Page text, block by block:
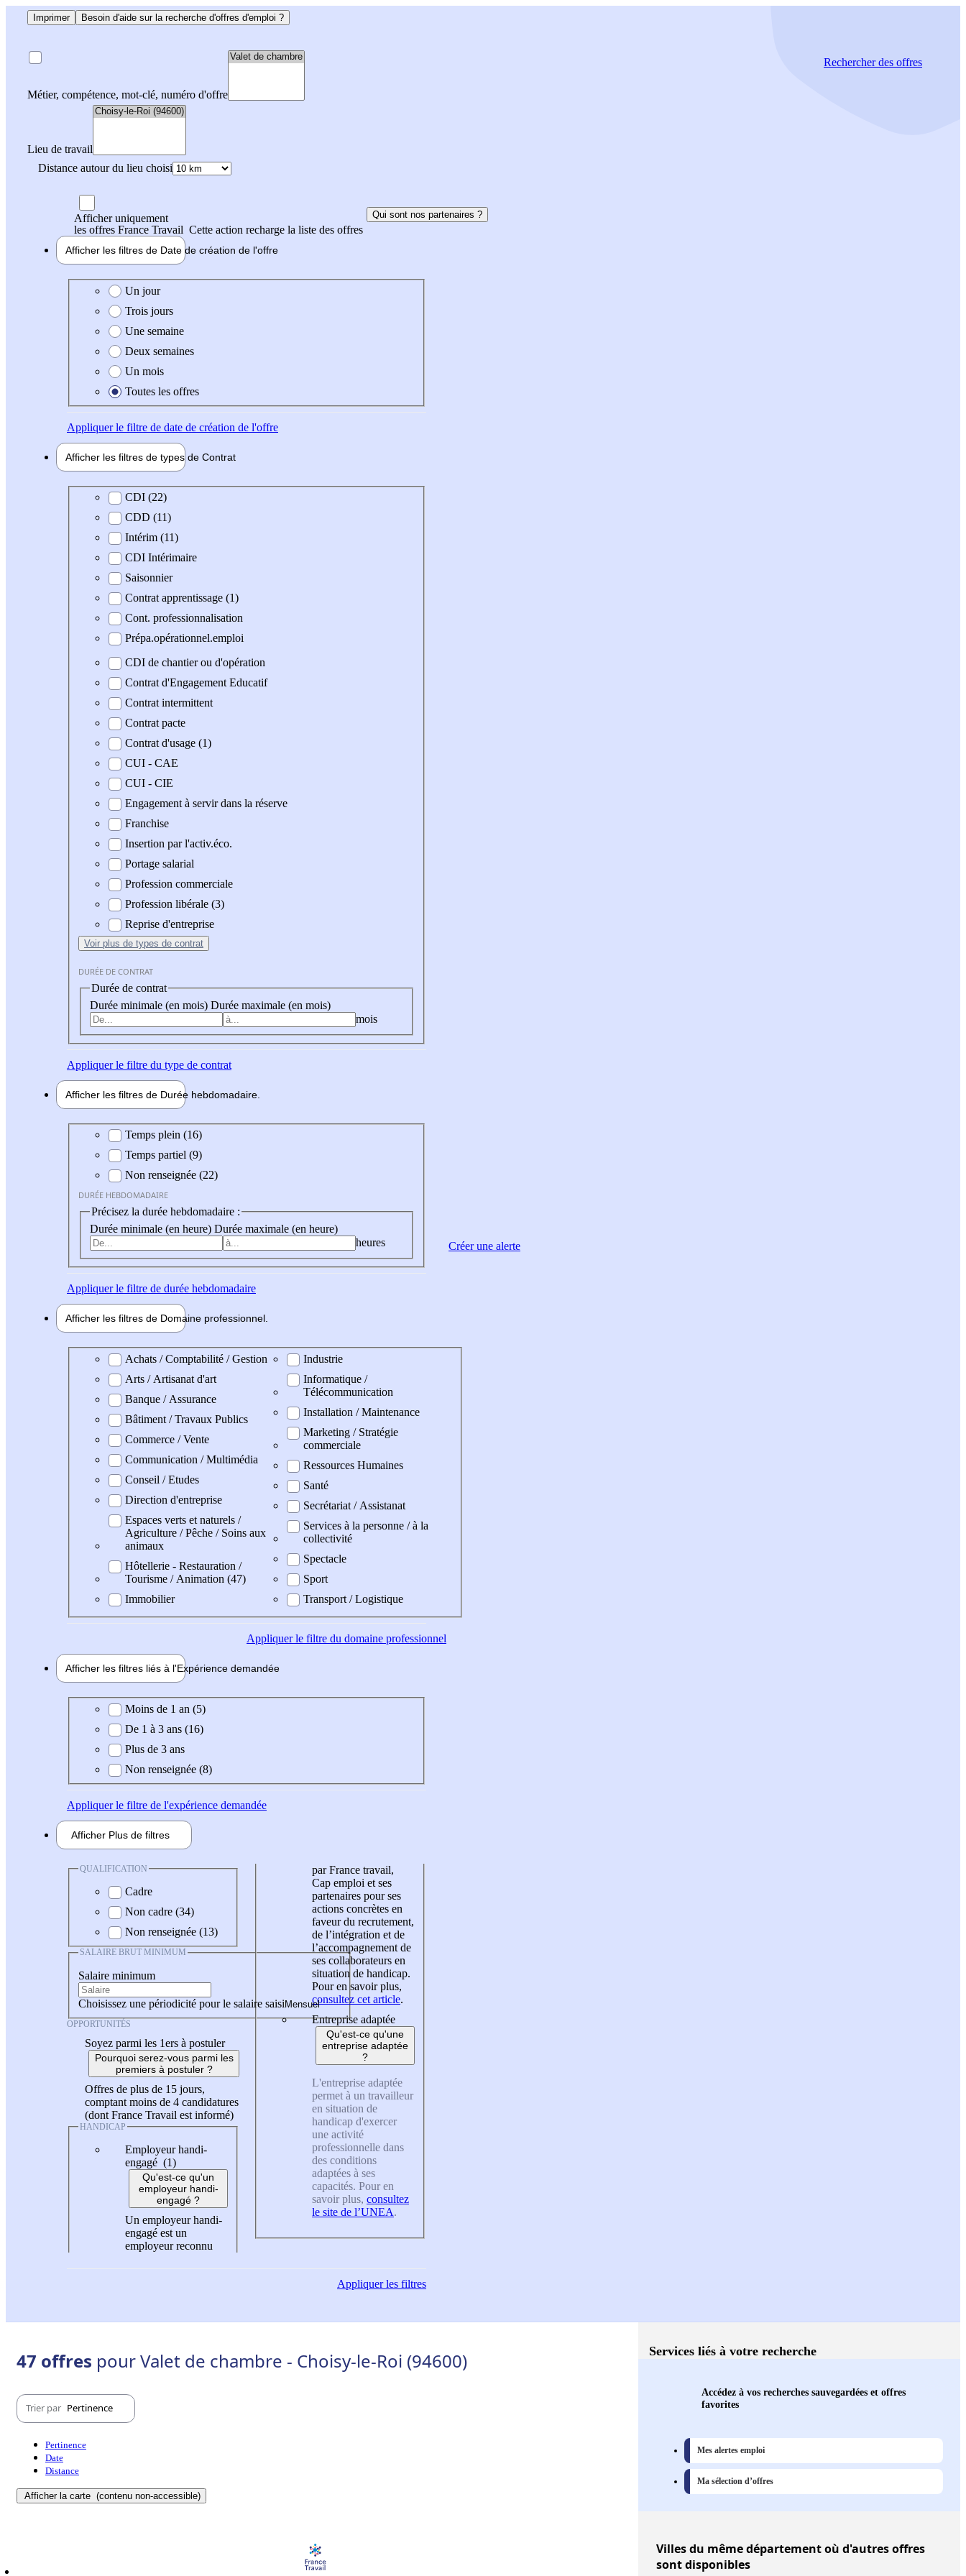
Imprimer Besoin d'aide sur la recherche d'offres d'emploi ?
Métier, compétence, mot-clé, numéro d'offre
Lieu de travail
Distance autour du lieu choisi
Rechercherdes offres
Afficher uniquement
les offres France Travail Cette action recharge la liste des offres
Qui sont nos partenaires ?
Afficher les filtres de Date de création de l'offre
Date de création de l'offre
Un jour
Trois jours
Une semaine
Deux semaines
Un mois
Toutes les offres
Appliquerle filtre de date de création de l'offre
Afficher les filtres de types de Contrat
Type de contratCDI (22)
CDD (11)
Intérim (11)
CDI Intérimaire
Saisonnier
Contrat apprentissage (1)
Cont. professionnalisation
Prépa.opérationnel.emploi
CDI de chantier ou d'opération
Contrat d'Engagement Educatif
Contrat intermittent
Contrat pacte
Contrat d'usage (1)
CUI - CAE
CUI - CIE
Engagement à servir dans la réserve
Franchise
Insertion par l'activ.éco.
Portage salarial
Profession commerciale
Profession libérale (3)
Reprise d'entreprise
Voir plus de types de contrat
DURÉE DE CONTRAT
Durée de contrat
Durée minimale (en mois) Durée maximale (en mois)
mois
Appliquerle filtre du type de contrat
Afficher les filtres de Durée hebdomadaire
Durée hebdomadaire
Temps plein (16)
Temps partiel (9)
Non renseignée (22)
DURÉE HEBDOMADAIRE
Précisez la durée hebdomadaire :
Durée minimale (en heure) Durée maximale (en heure)
heures
Appliquerle filtre de durée hebdomadaire
Afficher les filtres de Domaine professionnel
Domaine professionel
Achats / Comptabilité / Gestion
Arts / Artisanat d'art
Banque / Assurance
Bâtiment / Travaux Publics
Commerce / Vente
Communication / Multimédia
Conseil / Etudes
Direction d'entreprise
Espaces verts et naturels /
Agriculture / Pêche / Soins aux
animaux
Hôtellerie - Restauration /
Tourisme / Animation (47)
Immobilier
Industrie
Informatique /
Télécommunication
Installation / Maintenance
Marketing / Stratégie
commerciale
Ressources Humaines
Santé
Secrétariat / Assistanat
Services à la personne / à la
collectivité
Spectacle
Sport
Transport / Logistique
Appliquerle filtre du domaine professionnel
Afficher les filtres liés à l'Expérience demandée
Expérience demandée
Moins de 1 an (5)
De 1 à 3 ans (16)
Plus de 3 ans
Non renseignée (8)
Appliquerle filtre de l'expérience demandée
Afficher Plus de filtres
QUALIFICATION
Cadre
Non cadre (34)
Non renseignée (13)
SALAIRE BRUT MINIMUM
Salaire minimum
Choisissez une périodicité pour le salaire saisi
OPPORTUNITÉS
Soyez parmi les 1ers à postuler
Pourquoi serez-vous parmi les
premiers à postuler ?
Offres de plus de 15 jours,
comptant moins de 4 candidatures
(dont France Travail est informé)
HANDICAP
Employeur handi-
engagé (1)
Qu'est-ce qu'un
employeur handi-
engagé ?
Un employeur handi-
engagé est un
employeur reconnu
par France travail,
Cap emploi et ses
partenaires pour ses
actions concrètes en
faveur du recrutement,
de l’intégration et de
l’accompagnement de
ses collaborateurs en
situation de handicap.
Pour en savoir plus,
consultez cet article.
Entreprise adaptée
Qu'est-ce qu'une
entreprise adaptée
?
L'entreprise adaptée
permet à un travailleur
en situation de
handicap d'exercer
une activité
professionnelle dans
des conditions
adaptées à ses
capacités. Pour en
savoir plus, consultez
le site de l’UNEA.
Appliquerles filtres
Créer une alerte
47 offres pour Valet de chambre - Choisy-le-Roi (94600)
Trier par Pertinence
Pertinence
Date
Distance
Afficher la carte (contenu non-accessible)
Services liés à votre recherche
Accédez à vos recherches sauvegardées et offres
favorites
Mes alertes emploi
Ma sélection d’offres
Villesdu même département où d'autres offres
sont disponibles